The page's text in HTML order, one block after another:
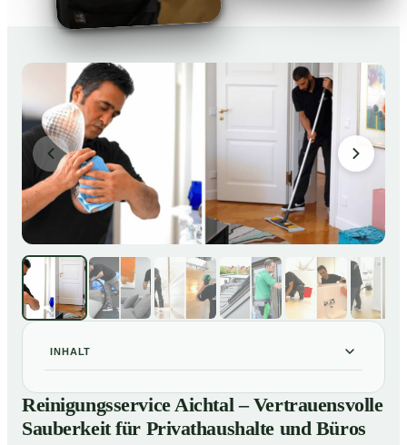
INHALT
01Reinigungsservice Aichtal – Vertrauensvolle
Sauberkeit für Privathaushalte und Büros
Reinigungsservice Aichtal – Vertrauensvolle
Sauberkeit für Privathaushalte und Büros